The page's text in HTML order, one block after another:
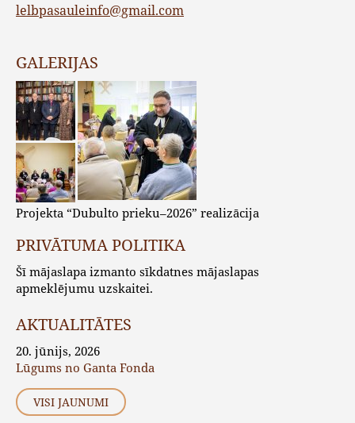
lelbpasauleinfo@gmail.com
GALERIJAS
Projekta “Dubulto prieku–2026” realizācija
PRIVĀTUMA POLITIKA
Šī mājaslapa izmanto sīkdatnes mājaslapas
apmeklējumu uzskaitei.
AKTUALITĀTES
20. jūnijs, 2026
Lūgums no Ganta Fonda
VISI JAUNUMI